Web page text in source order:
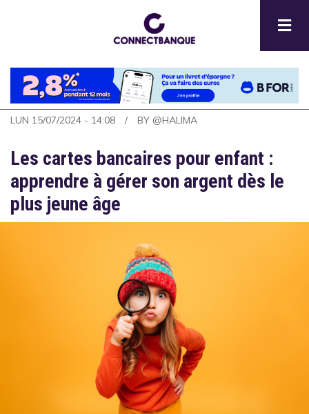
principal
LUN 15/07/2024 - 14:08 BY @HALIMA
Les cartes bancaires pour enfant :
apprendre à gérer son argent dès le
plus jeune âge